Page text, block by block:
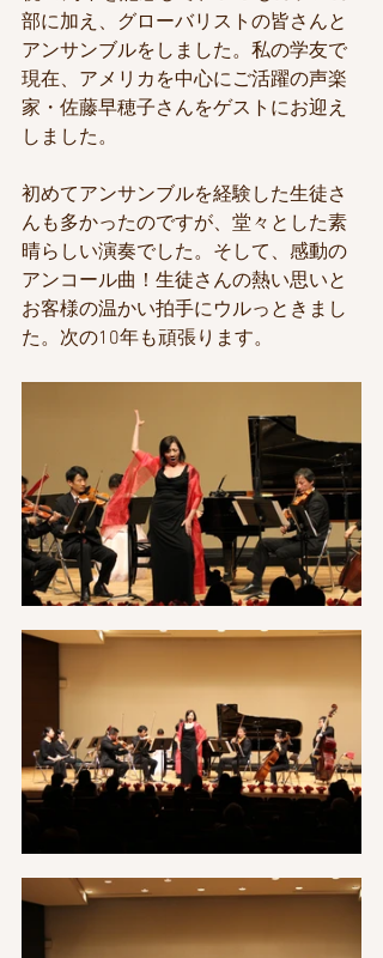
部に加え、グローバリストの皆さんと
アンサンブルをしました。私の学友で
現在、アメリカを中心にご活躍の声楽
家・佐藤早穂子さんをゲストにお迎え
しました。
初めてアンサンブルを経験した生徒さ
んも多かったのですが、堂々とした素
晴らしい演奏でした。そして、感動の
アンコール曲！生徒さんの熱い思いと
お客様の温かい拍手にウルっときまし
た。次の10年も頑張ります。